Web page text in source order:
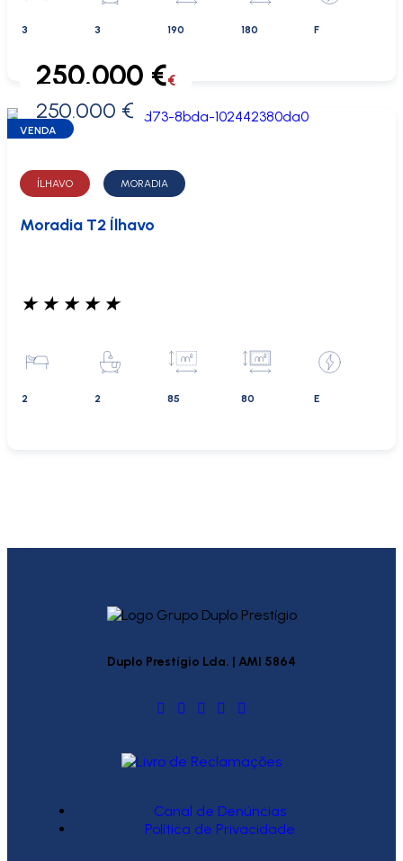
3 3 190 180 F
0 €
250.000 €€
250.000 €
VENDA
ÍLHAVO MORADIA
Moradia T2 Ílhavo
★ ★ ★ ★ ★
2 2 85 80 E
Duplo Prestígio Lda. | AMI 5864
Canal de Denúncias
Política de Privacidade